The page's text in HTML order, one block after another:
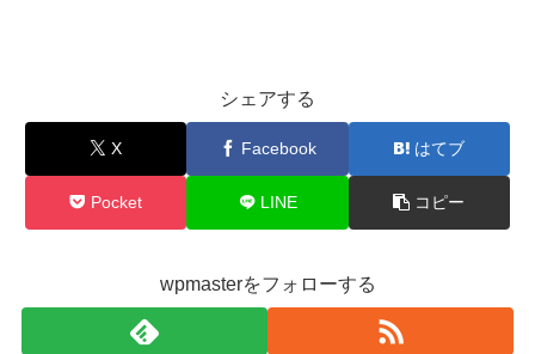
シェアする
X Facebook はてブ
Pocket LINE コピー
wpmasterをフォローする